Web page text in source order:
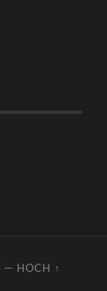
— HOCH ↑